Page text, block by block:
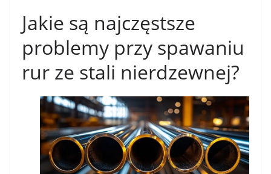
Jakie są najczęstsze
problemy przy spawaniu
rur ze stali nierdzewnej?